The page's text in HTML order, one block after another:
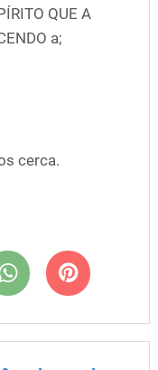
QUE A
a;
cerca.